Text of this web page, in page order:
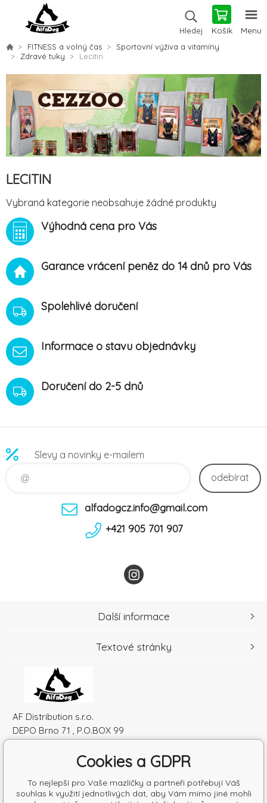
Hledej Košík Menu
FITNESS a volný čas
Sportovní výživa a vitamíny
Zdravé tuky
Lecitin
LECITIN
Vybraná kategorie neobsahuje žádné produkty
Výhodná cena pro Vás
Garance vrácení peněz do 14 dnů pro Vás
Spolehlivé doručení
Informace o stavu objednávky
Doručení do 2-5 dnů
Slevy a novinky e-mailem
odebírat
alfadogcz.info@gmail.com
+421 905 701 907
AF Distribution s.r.o.
DEPO Brno 71 , P.O.BOX 99
Česká republika
DIČ: SK2120864328
Další informace
Textové stránky
Cookies a GDPR
To nejlepší pro Vaše mazlíčky a partneři potřebují Váš
souhlas k využití jednotlivých dat, aby Vám mimo jiné mohli